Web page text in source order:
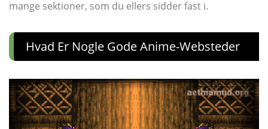
mange sektioner, som du ellers sidder fast i.
Hvad Er Nogle Gode Anime-Websteder